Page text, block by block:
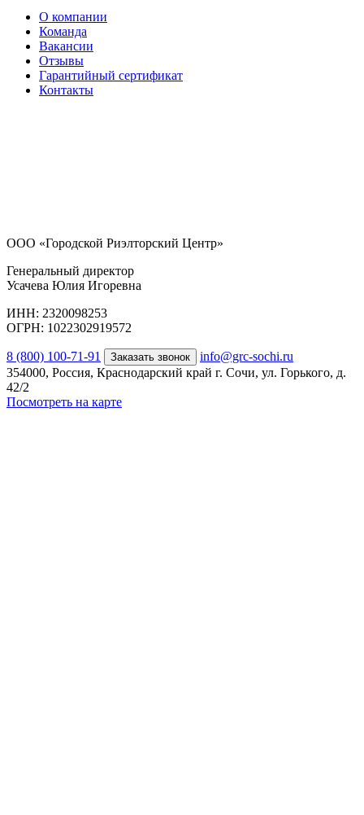
О компании
Команда
Вакансии
Отзывы
Гарантийный сертификат
Контакты
ООО «Городской Риэлторский Центр»
Генеральный директор
Усачева Юлия Игоревна
ИНН: 2320098253
ОГРН: 1022302919572
8 (800) 100-71-91 Заказать звонок
info@grc-sochi.ru
354000, Россия, Краснодарский край г. Сочи, ул. Горького, д.
42/2
Посмотреть на карте